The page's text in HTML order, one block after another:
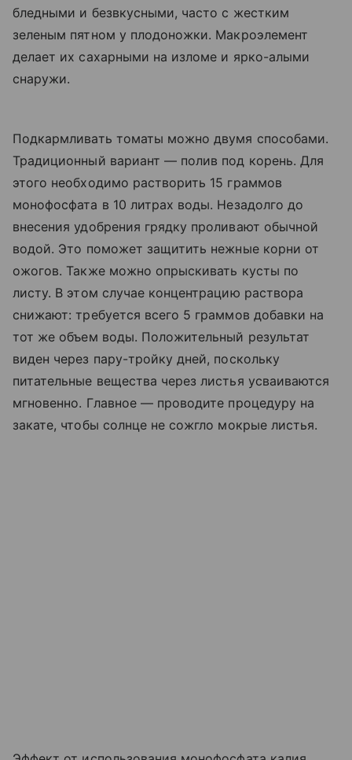
бледными и безвкусными, часто с жестким
зеленым пятном у плодоножки. Макроэлемент
делает их сахарными на изломе и ярко-алыми
снаружи.
Подкармливать томаты можно двумя способами.
Традиционный вариант — полив под корень. Для
этого необходимо растворить 15 граммов
монофосфата в 10 литрах воды. Незадолго до
внесения удобрения грядку проливают обычной
водой. Это поможет защитить нежные корни от
ожогов. Также можно опрыскивать кусты по
листу. В этом случае концентрацию раствора
снижают: требуется всего 5 граммов добавки на
тот же объем воды. Положительный результат
виден через пару-тройку дней, поскольку
питательные вещества через листья усваиваются
мгновенно. Главное — проводите процедуру на
закате, чтобы солнце не сожгло мокрые листья.